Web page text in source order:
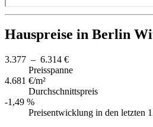
Hauspreise in Berlin
3.377 – 6.314 €
Preisspanne
4.681 €/m²
Durchschnittspreis
-1,49 %
Preisentwicklung in den letzten